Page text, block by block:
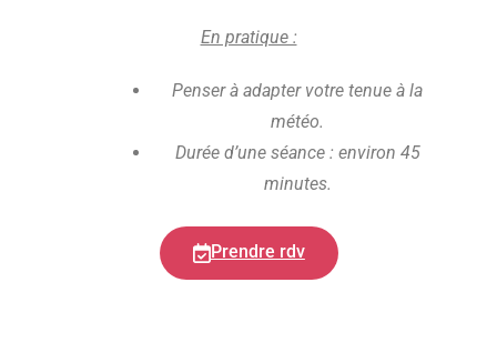
En pratique :
Penser à adapter votre tenue à la
météo.
Durée d’une séance : environ 45
minutes.
Prendre rdv